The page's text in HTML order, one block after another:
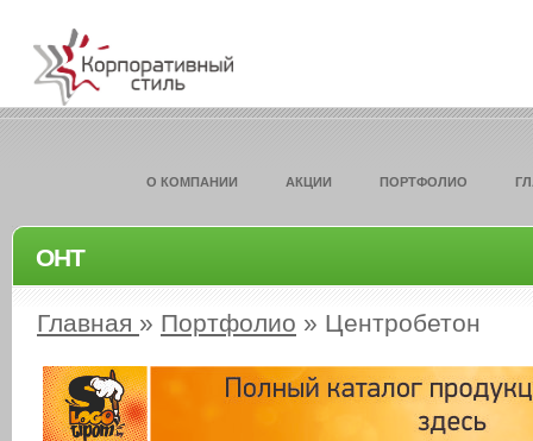
О КОМПАНИИ АКЦИИ ПОРТФОЛИО
ОНТ
Главная » Портфолио » Центробетон